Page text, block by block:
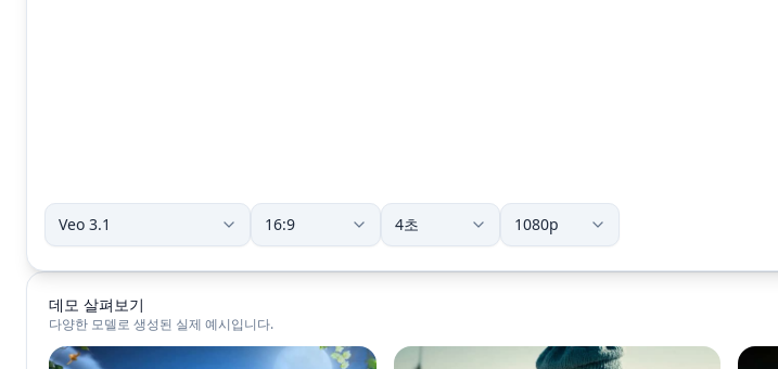
데모 살펴보기
다양한 모델로 생성된 실제 예시입니다.